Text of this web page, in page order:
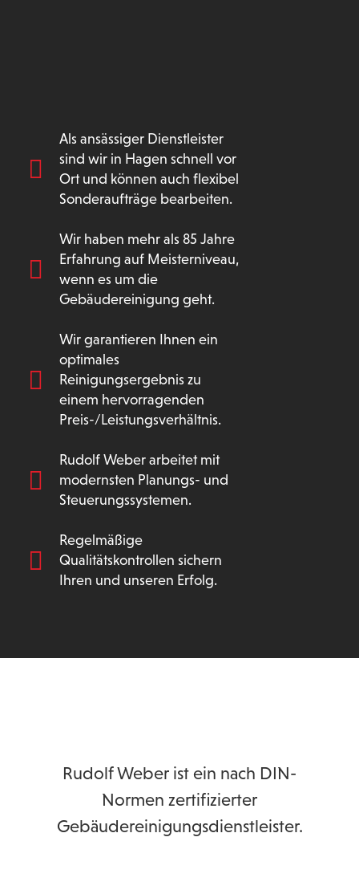
Als ansässiger Dienstleister
sind wir in Hagen schnell vor
Ort und können auch flexibel
Sonderaufträge bearbeiten.
Wir haben mehr als 85 Jahre
Erfahrung auf Meisterniveau,
wenn es um die
Gebäudereinigung geht.
Wir garantieren Ihnen ein
optimales
Reinigungsergebnis zu
einem hervorragenden
Preis-/Leistungsverhältnis.
Rudolf Weber arbeitet mit
modernsten Planungs- und
Steuerungssystemen.
Regelmäßige
Qualitätskontrollen sichern
Ihren und unseren Erfolg.
Rudolf Weber ist ein nach DIN-
Normen zertifizierter
Gebäudereinigungsdienstleister.